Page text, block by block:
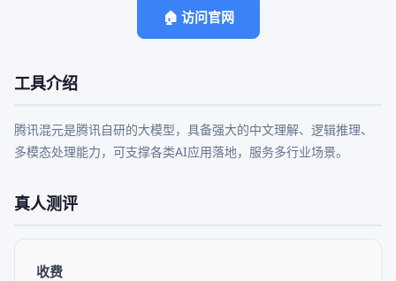
🏠 访问官网
工具介绍
腾讯混元是腾讯自研的大模型，具备强大的中文理解、逻辑推理、
多模态处理能力，可支撑各类AI应用落地，服务多行业场景。
真人测评
收费